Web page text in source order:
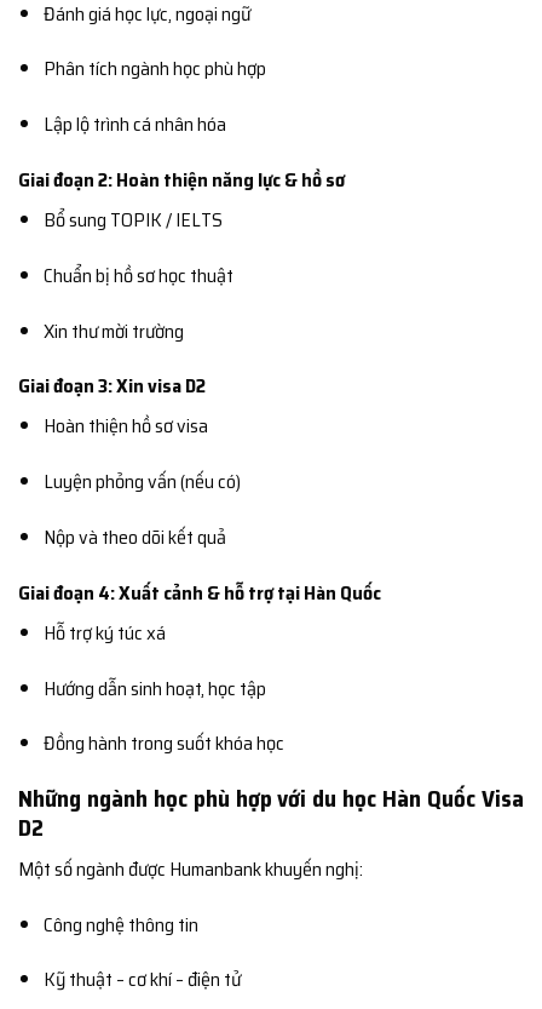
Đánh giá học lực, ngoại ngữ
Phân tích ngành học phù hợp
Lập lộ trình cá nhân hóa
Giai đoạn 2: Hoàn thiện năng lực & hồ sơ
Bổ sung TOPIK / IELTS
Chuẩn bị hồ sơ học thuật
Xin thư mời trường
Giai đoạn 3: Xin visa D2
Hoàn thiện hồ sơ visa
Luyện phỏng vấn (nếu có)
Nộp và theo dõi kết quả
Giai đoạn 4: Xuất cảnh & hỗ trợ tại Hàn Quốc
Hỗ trợ ký túc xá
Hướng dẫn sinh hoạt, học tập
Đồng hành trong suốt khóa học
Những ngành học phù hợp với du học Hàn Quốc Visa
D2
Một số ngành được Humanbank khuyến nghị:
Công nghệ thông tin
Kỹ thuật – cơ khí – điện tử